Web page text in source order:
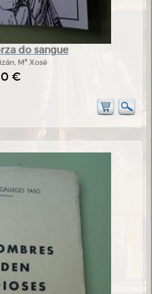
do sangue
Mª Xosé
€